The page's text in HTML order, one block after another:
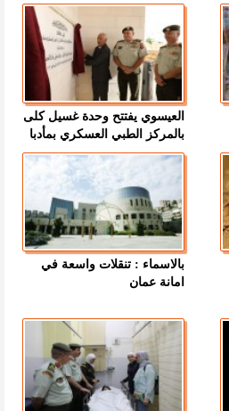
العيسوي يفتتح وحدة غسيل كلى
بالمركز الطبي العسكري بمأدبا
بالاسماء : تنقلات واسعة في
امانة عمان